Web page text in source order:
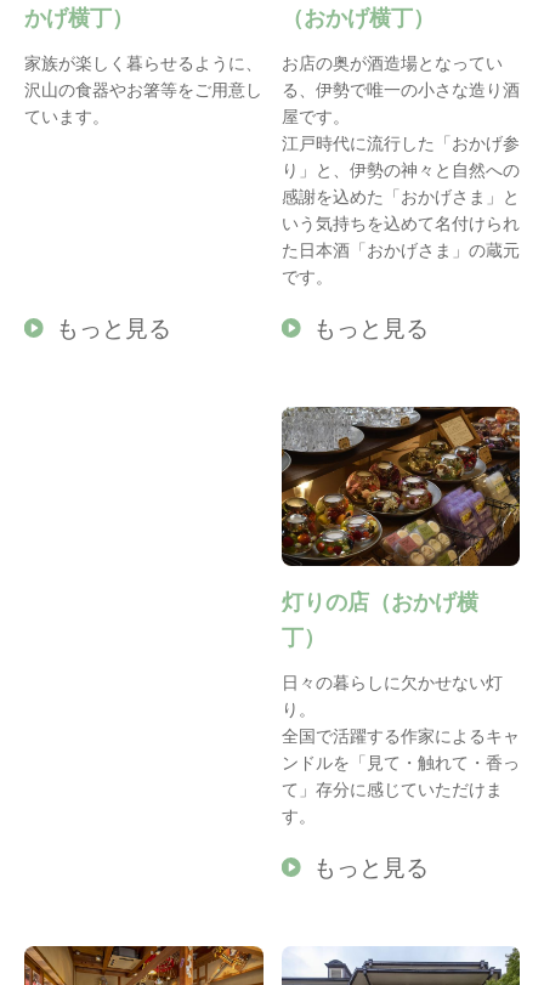
かげ横丁）
家族が楽しく暮らせるように、
沢山の食器やお箸等をご用意し
ています。
もっと見る
（おかげ横丁）
お店の奥が酒造場となってい
る、伊勢で唯一の小さな造り酒
屋です。
江戸時代に流行した「おかげ参
り」と、伊勢の神々と自然への
感謝を込めた「おかげさま」と
いう気持ちを込めて名付けられ
た日本酒「おかげさま」の蔵元
です。
もっと見る
灯りの店（おかげ横
丁）
日々の暮らしに欠かせない灯
り。
全国で活躍する作家によるキャ
ンドルを「見て・触れて・香っ
て」存分に感じていただけま
す。
もっと見る